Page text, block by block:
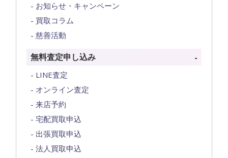
お知らせ・キャンペーン
買取コラム
慈善活動
無料査定申し込み
LINE査定
オンライン査定
来店予約
宅配買取申込
出張買取申込
法人買取申込